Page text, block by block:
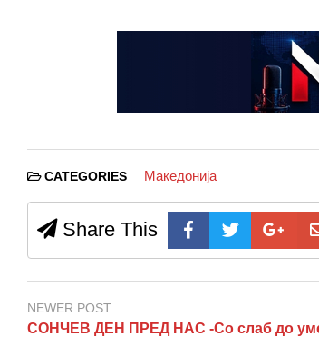
CATEGORIES Македонија
Share This
NEWER POST
СОНЧЕВ ДЕН ПРЕД НАС -Со слаб до